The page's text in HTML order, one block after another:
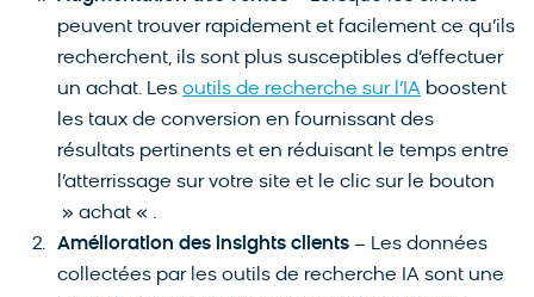
peuvent trouver rapidement et facilement ce qu’ils
recherchent, ils sont plus susceptibles d’effectuer
un achat. Les outils de recherche sur l’IA boostent
les taux de conversion en fournissant des
résultats pertinents et en réduisant le temps entre
l’atterrissage sur votre site et le clic sur le bouton
» achat « .
Amélioration des insights clients – Les données
collectées par les outils de recherche IA sont une